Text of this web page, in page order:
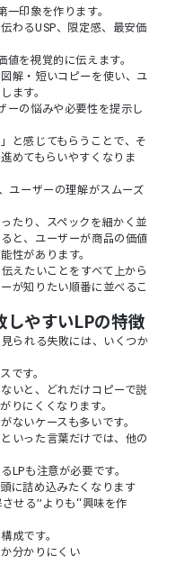
印象を作ります。
わるUSP、限定感、最安価
を視覚的に伝えます。
解・短いコピーを使い、ユ
ます。
ーの悩みや必要性を提示し
と感じてもらうことで、そ
めてもらいやすくなりま
ユーザーの理解がスムーズ
たり、スペックを細かく並
と、ユーザーが商品の価値
性があります。
えたいことをすべて上から
が知りたい順番に並べるこ
しやすいLPの特徴
られる失敗には、いくつか
です。
いと、どれだけコピーで説
りにくくなります。
ないケースも多いです。
いった言葉だけでは、他の
LPも注意が必要です。
に詰め込みたくなります
せる”よりも“興味を作
成です。
分かりにくい